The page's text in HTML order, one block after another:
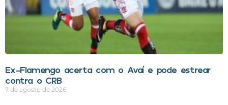
Ex-Flamengo acerta com o Avaí e pode estrear
contra o CRB
7 de agosto de 2026